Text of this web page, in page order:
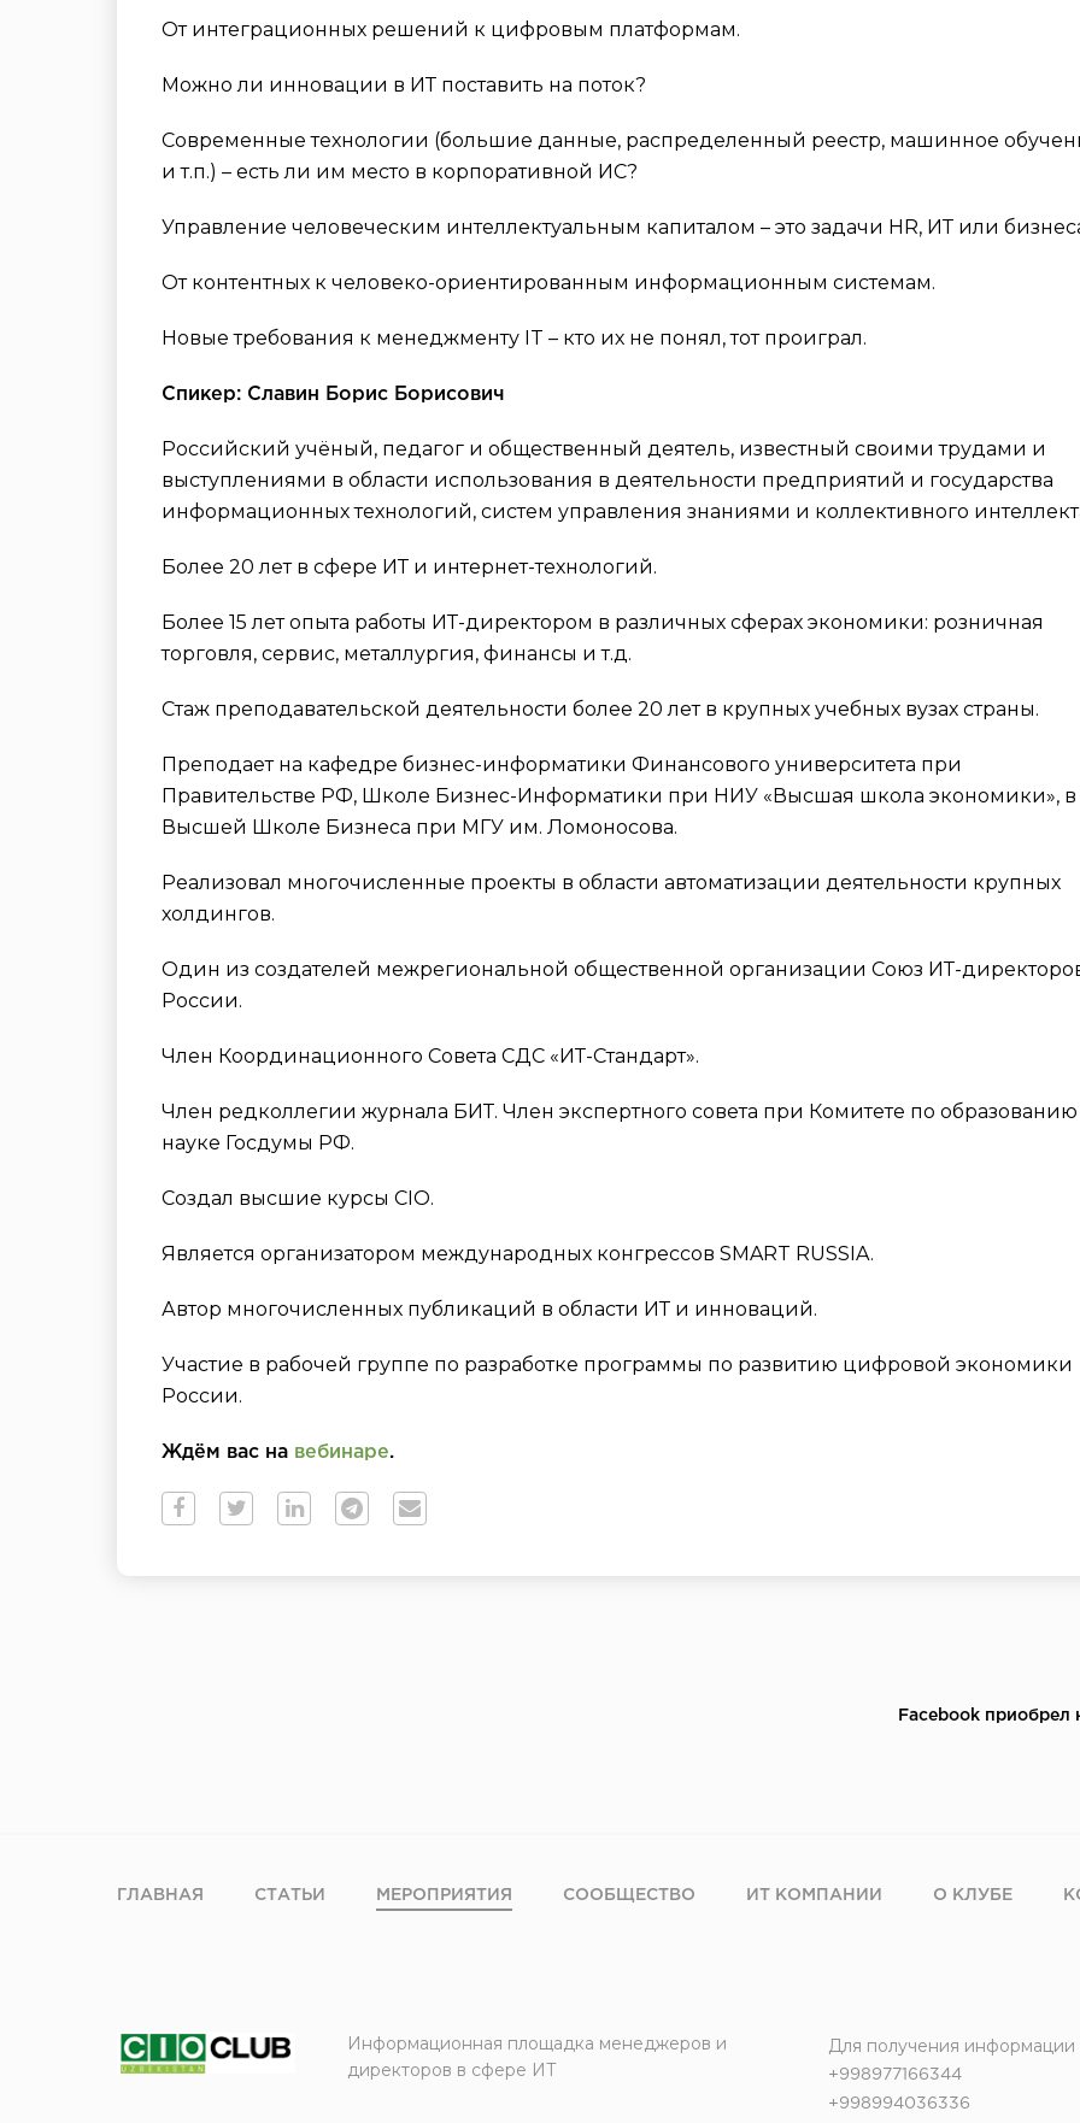
От интеграционных решений к цифровым платформам.
Можно ли инновации в ИТ поставить на поток?
Современные технологии (большие данные, распределенный реестр, машинное
и т.п.) – есть ли им место в корпоративной ИС?
Управление человеческим интеллектуальным капиталом – это задачи HR, ИТ или
От контентных к человеко-ориентированным информационным системам.
Новые требования к менеджменту IT – кто их не понял, тот проиграл.
Спикер: Славин Борис Борисович
Российский учёный, педагог и общественный деятель, известный своими трудами и
выступлениями в области использования в деятельности предприятий и государства
информационных технологий, систем управления знаниями и коллективного
Более 20 лет в сфере ИТ и интернет-технологий.
Более 15 лет опыта работы ИТ-директором в различных сферах экономики: розничная
торговля, сервис, металлургия, финансы и т.д.
Стаж преподавательской деятельности более 20 лет в крупных учебных вузах страны.
Преподает на кафедре бизнес-информатики Финансового университета при
Правительстве РФ, Школе Бизнес-Информатики при НИУ «Высшая школа экономики», в
Высшей Школе Бизнеса при МГУ им. Ломоносова.
Реализовал многочисленные проекты в области автоматизации деятельности крупных
холдингов.
Один из создателей межрегиональной общественной организации Союз ИТ-
России.
Член Координационного Совета СДС «ИТ-Стандарт».
Член редколлегии журнала БИТ. Член экспертного совета при Комитете по
науке Госдумы РФ.
Создал высшие курсы CIO.
Является организатором международных конгрессов SMART RUSSIA.
Автор многочисленных публикаций в области ИТ и инноваций.
Участие в рабочей группе по разработке программы по развитию цифровой экономики
России.
Ждём вас на вебинаре.
Facebook приобрел
ГЛАВНАЯ СТАТЬИ МЕРОПРИЯТИЯ СООБЩЕСТВО ИТ КОМПАНИИ О КЛУБЕ
Информационная площадка менеджеров и
директоров в сфере ИТ
Для получения информации
+998977166344
+998994036336